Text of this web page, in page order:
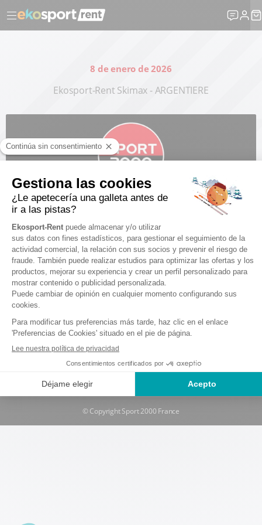
8 de enero de 2026
Ekosport-Rent Skimax - ARGENTIERE
Gerente de publicación : Martin BEAUJOUAN
Menciones legales y condiciones de uso
Política de protección de datos
Política de cookies
Condiciones generales de alquiler y seguro
© Copyright Sport 2000 France